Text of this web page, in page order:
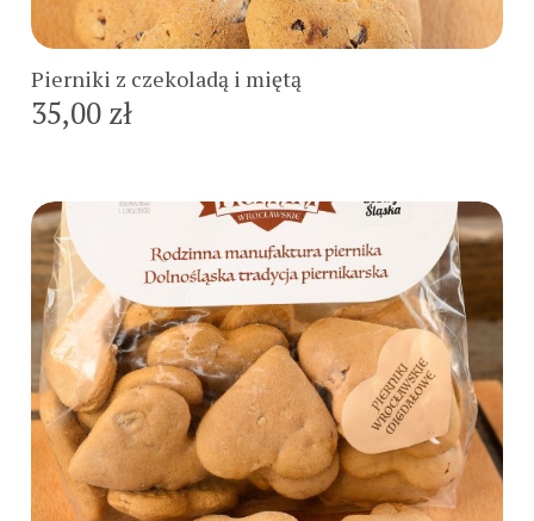
Pierniki z czekoladą i miętą
35,00 zł